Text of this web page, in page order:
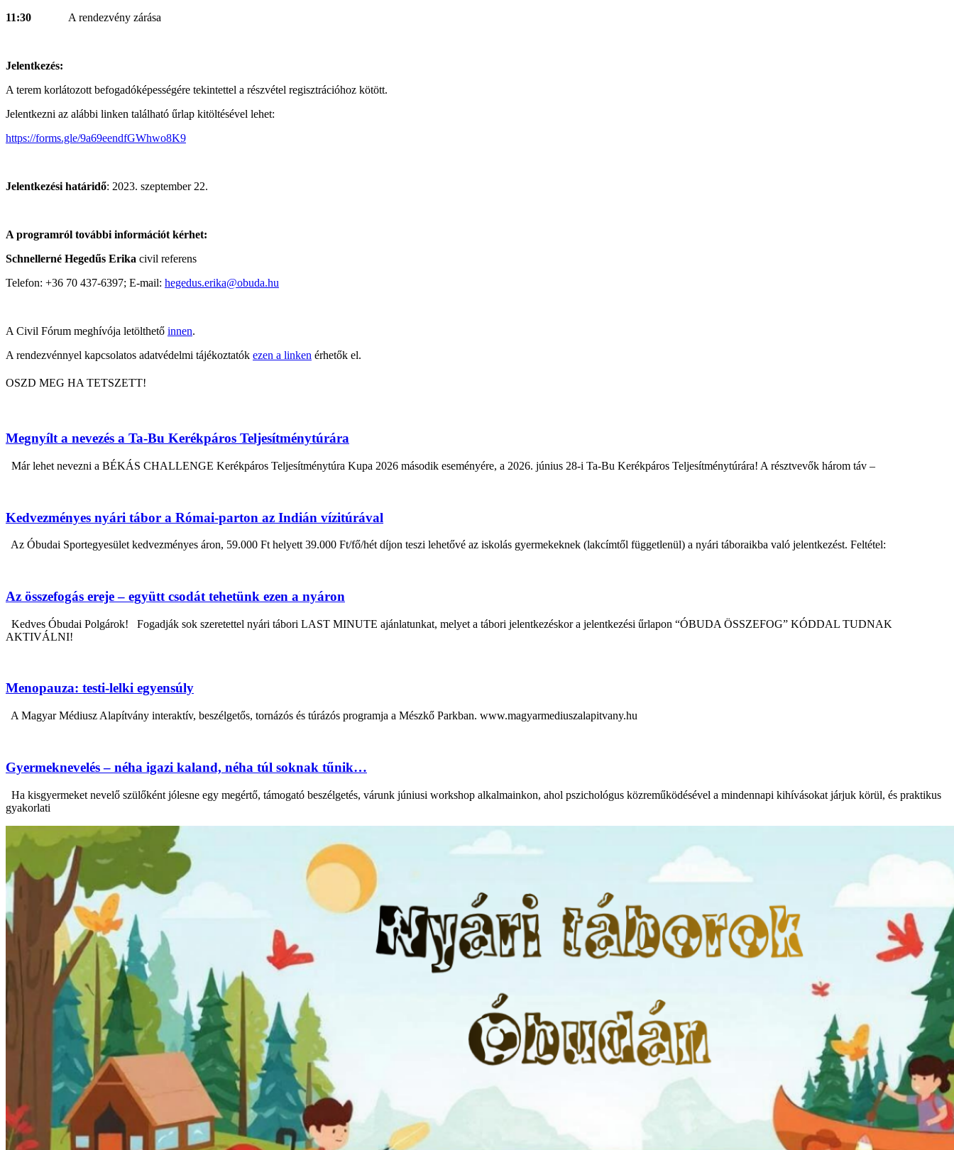
11:30 A rendezvény zárása
Jelentkezés:
A terem korlátozott befogadóképességére tekintettel a részvétel regisztrációhoz kötött.
Jelentkezni az alábbi linken található űrlap kitöltésével lehet:
https://forms.gle/9a69eendfGWhwo8K9
Jelentkezési határidő: 2023. szeptember 22.
A programról további információt kérhet:
Schnellerné Hegedűs Erika civil referens
Telefon: +36 70 437-6397; E-mail: hegedus.erika@obuda.hu
A Civil Fórum meghívója letölthető innen.
A rendezvénnyel kapcsolatos adatvédelmi tájékoztatók ezen a linken érhetők el.
OSZD MEG HA TETSZETT!
Megnyílt a nevezés a Ta-Bu Kerékpáros Teljesítménytúrára
Már lehet nevezni a BÉKÁS CHALLENGE Kerékpáros Teljesítménytúra Kupa 2026 második eseményére, a 2026. június 28-i Ta-Bu Kerékpáros Teljesítménytúrára! A résztvevők három táv –
Kedvezményes nyári tábor a Római-parton az Indián vízitúrával
Az Óbudai Sportegyesület kedvezményes áron, 59.000 Ft helyett 39.000 Ft/fő/hét díjon teszi lehetővé az iskolás gyermekeknek (lakcímtől függetlenül) a nyári táboraikba való jelentkezést. Feltétel:
Az összefogás ereje – együtt csodát tehetünk ezen a nyáron
Kedves Óbudai Polgárok! Fogadják sok szeretettel nyári tábori LAST MINUTE ajánlatunkat, melyet a tábori jelentkezéskor a jelentkezési űrlapon “ÓBUDA ÖSSZEFOG” KÓDDAL TUDNAK
AKTIVÁLNI!
Menopauza: testi-lelki egyensúly
A Magyar Médiusz Alapítvány interaktív, beszélgetős, tornázós és túrázós programja a Mészkő Parkban. www.magyarmediuszalapitvany.hu
Gyermeknevelés – néha igazi kaland, néha túl soknak tűnik…
Ha kisgyermeket nevelő szülőként jólesne egy megértő, támogató beszélgetés, várunk júniusi workshop alkalmainkon, ahol pszichológus közreműködésével a mindennapi kihívásokat járjuk körül, és praktikus
gyakorlati